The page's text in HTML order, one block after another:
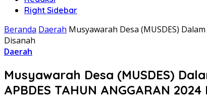
Right Sidebar
Beranda Daerah Musyawarah Desa (MUSDES)
Disanah
Daerah
Musyawarah Desa (MUSDES)
APBDES TAHUN ANGGARAN